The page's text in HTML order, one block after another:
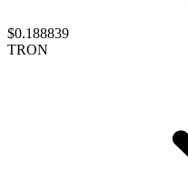
$0.188839
TRON